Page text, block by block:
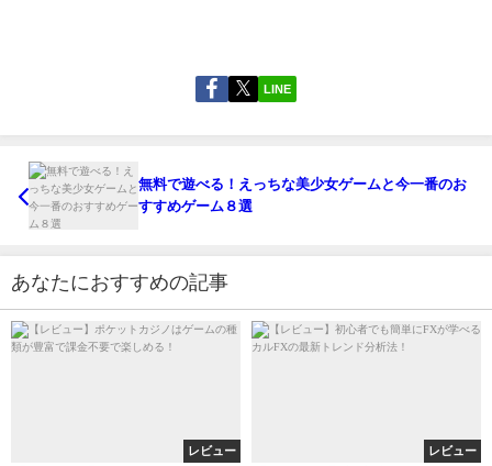
LINE
無料で遊べる！えっちな美少女ゲームと今一番のお
すすめゲーム８選
あなたにおすすめの記事
レビュー レビュー